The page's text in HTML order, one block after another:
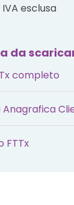
esclusa
da
completo
Anagrafica
FTTx